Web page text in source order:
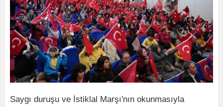
Saygı duruşu ve İstiklal Marşı'nın okunmasıyla